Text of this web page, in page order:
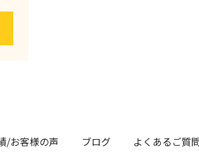
/お客様の声 ブログ よくあるご質